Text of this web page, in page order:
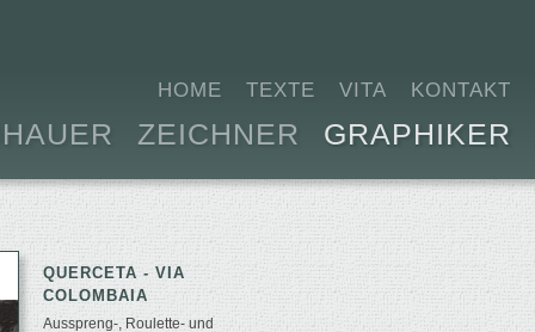
KONTAKT
VITA
TEXTE
HOME
GRAPHIKER
ZEICHNER
QUERCETA - VIA
COLOMBAIA
Ausspreng-, Roulette- und